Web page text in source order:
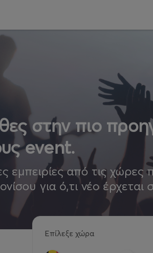
στην πιο
event.
εμπειρίες από τις
για ό,τι νέο έρχεται
Επίλεξε χώρα